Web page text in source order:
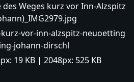
des Weges kurz vor Inn-Alzspitz
vor-inn-alzspitz-neuoetting
johann-dirschl
19 KB| 2048px: 525 KB